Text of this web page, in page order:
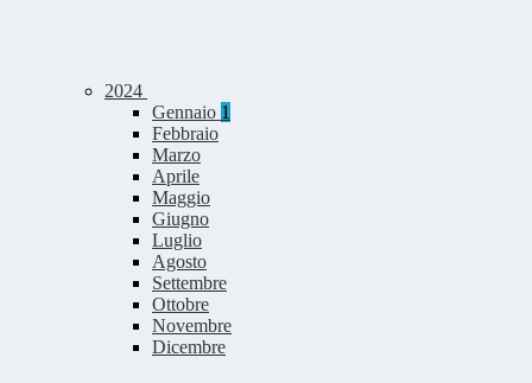
2024
Gennaio 1
Febbraio
Marzo
Aprile
Maggio
Giugno
Luglio
Agosto
Settembre
Ottobre
Novembre
Dicembre